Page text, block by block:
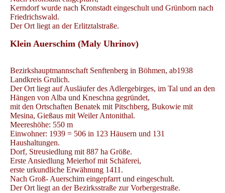
Kerndorf wurde nach Kronstadt eingeschult und Grünborn nach
Friedrichswald.
Der Ort liegt an der Erlitztalstraße.
Klein Auerschim (Maly Uhrinov)
Bezirkshauptmannschaft Senftenberg in Böhmen, ab1938
Landkreis Grulich.
Der Ort liegt auf Ausläufer des Adlergebirges, im Tal und an den
Hängen von Alba und Kneschna gegründet,
mit den Ortschaften Benatek mit Pitschberg, Bukowie mit
Mesina, Gießaus mit Weiler Antonithal.
Meereshöhe: 550 m
Einwohner: 1939 = 506 in 123 Häusern und 131
Haushaltungen.
Dorf, Streusiedlung mit 887 ha Größe.
Erste Ansiedlung Meierhof mit Schäferei,
erste urkundliche Erwähnung 1411.
Nach Groß- Auerschim eingepfarrt und eingeschult.
Der Ort liegt an der Bezirksstraße zur Vorbergestraße.